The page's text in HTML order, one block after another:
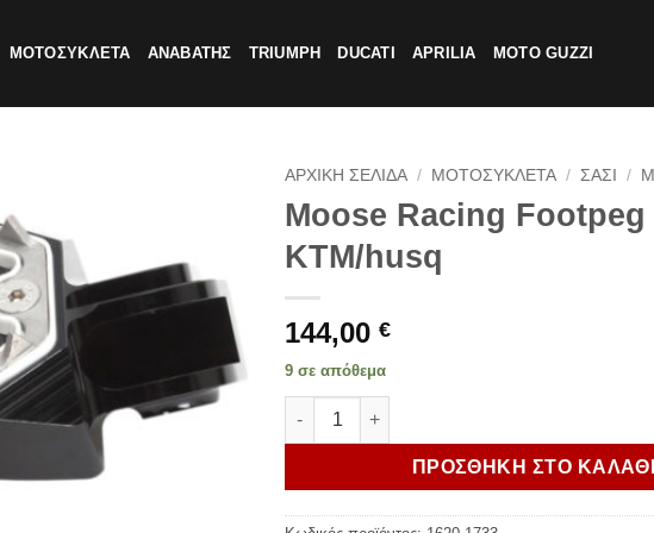
ΜΟΤΟΣΥΚΛΕΤΑ ΑΝΑΒΑΤΗΣ TRIUMPH DUCATI APRILIA MOTO GUZZI
ΑΡΧΙΚΗ ΣΕΛΙΔΑ / ΜΟΤΟΣΥΚΛΕΤΑ / ΣΑΣΙ /
Moose Racing Footpeg
KTM/husq
144,00 €
9 σε απόθεμα
Moose Racing Footpeg qual KTM/husq
ΠΡΟΣΘΗΚΗ ΣΤΟ ΚΑΛΑΘΙ